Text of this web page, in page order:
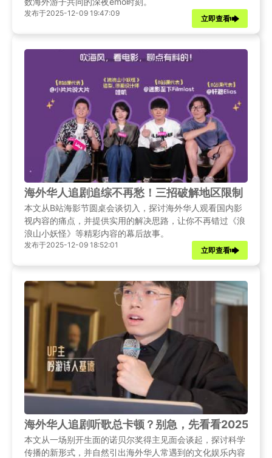
发布于2025-12-09 19:47:09
立即查看
海外华人追剧追综不再愁！三招破解地区限制，B
本文从B站海影节圆桌会谈切入，探讨海外华人观看国内影
视内容的痛点，并提供实用的解决思路，让你不再错过《浪
浪山小妖怪》等精彩内容的幕后故事。
发布于2025-12-09 18:52:01
立即查看
海外华人追剧听歌总卡顿？别急，先看看2025诺
本文从一场别开生面的诺贝尔奖得主见面会谈起，探讨科学
传播的新形式，并自然引出海外华人常遇到的文化娱乐内容